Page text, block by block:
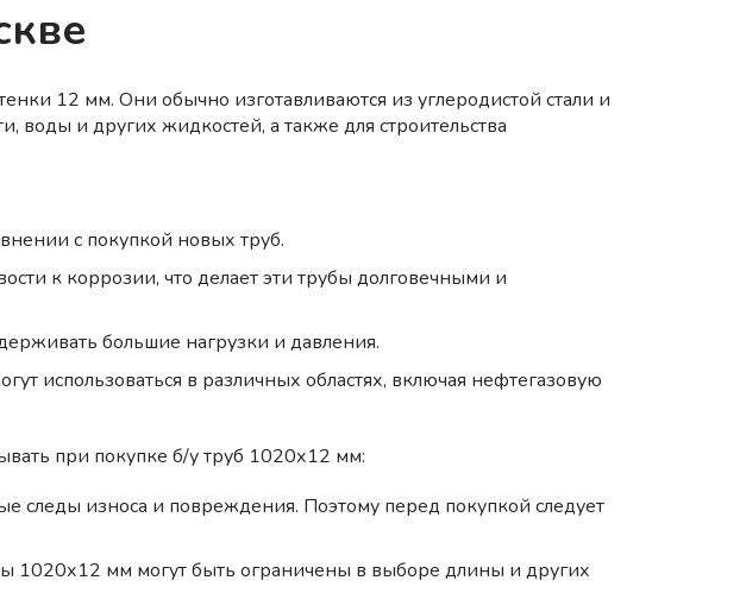
12 мм. Они обычно изготавливаются из углеродистой стали и
воды и других жидкостей, а также для строительства
с покупкой новых труб.
к коррозии, что делает эти трубы долговечными и
большие нагрузки и давления.
использоваться в различных областях, включая нефтегазовую
при покупке б/у труб 1020х12 мм:
следы износа и повреждения. Поэтому перед покупкой следует
1020х12 мм могут быть ограничены в выборе длины и других